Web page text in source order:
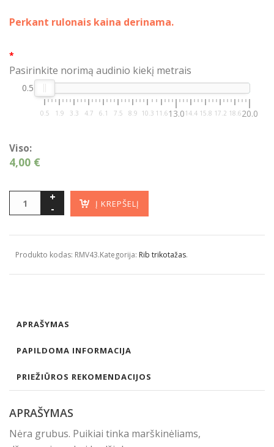
Perkant rulonais kaina derinama.
*
Pasirinkite norimą audinio kiekį metrais
0.5 1.9 3.3 4.7 6.1 7.5 8.9 10.3 11.613.0 14.4 15.8 17.2 18.620.0
0.5
Viso:
4,00 €
Į KREPŠELĮ
Produkto kodas: RMV43.Kategorija: Rib trikotažas.
APRAŠYMAS
PAPILDOMA INFORMACIJA
PRIEŽIŪROS REKOMENDACIJOS
APRAŠYMAS
Nėra grubus. Puikiai tinka marškinėliams,